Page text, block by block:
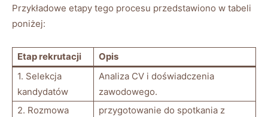
Przykładowe etapy tego procesu przedstawiono w tabeli
poniżej:
Etap rekrutacji
Opis
1. Selekcja
kandydatów
Analiza CV i doświadczenia
zawodowego.
2. Rozmowa
przygotowanie do spotkania z